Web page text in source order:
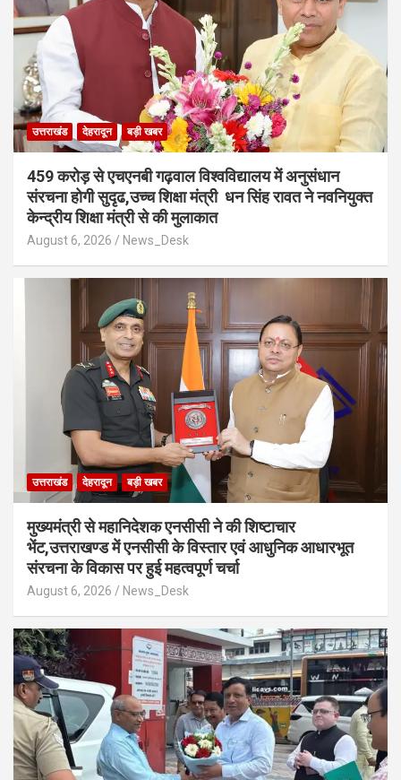
उत्तराखंड देहरादून बड़ी खबर
459 करोड़ से एचएनबी गढ़वाल विश्वविद्यालय में अनुसंधान
संरचना होगी सुदृढ,उच्च शिक्षा मंत्री धन सिंह रावत ने नवनियुक्त
केन्द्रीय शिक्षा मंत्री से की मुलाकात
August 6, 2026 News_Desk
उत्तराखंड देहरादून बड़ी खबर
मुख्यमंत्री से महानिदेशक एनसीसी ने की शिष्टाचार
भेंट,उत्तराखण्ड में एनसीसी के विस्तार एवं आधुनिक आधारभूत
संरचना के विकास पर हुई महत्वपूर्ण चर्चा
August 6, 2026 News_Desk